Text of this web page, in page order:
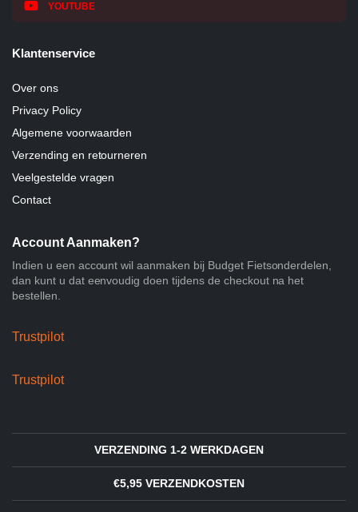
YOUTUBE
Klantenservice
Over ons
Privacy Policy
Algemene voorwaarden
Verzending en retourneren
Veelgestelde vragen
Contact
Account Aanmaken?
Indien u een account wil aanmaken bij Budget Fietsonderdelen,
dan kunt u dat eenvoudig doen tijdens de checkout na het
bestellen.
Trustpilot
Trustpilot
VERZENDING 1-2 WERKDAGEN
€5,95 VERZENDKOSTEN